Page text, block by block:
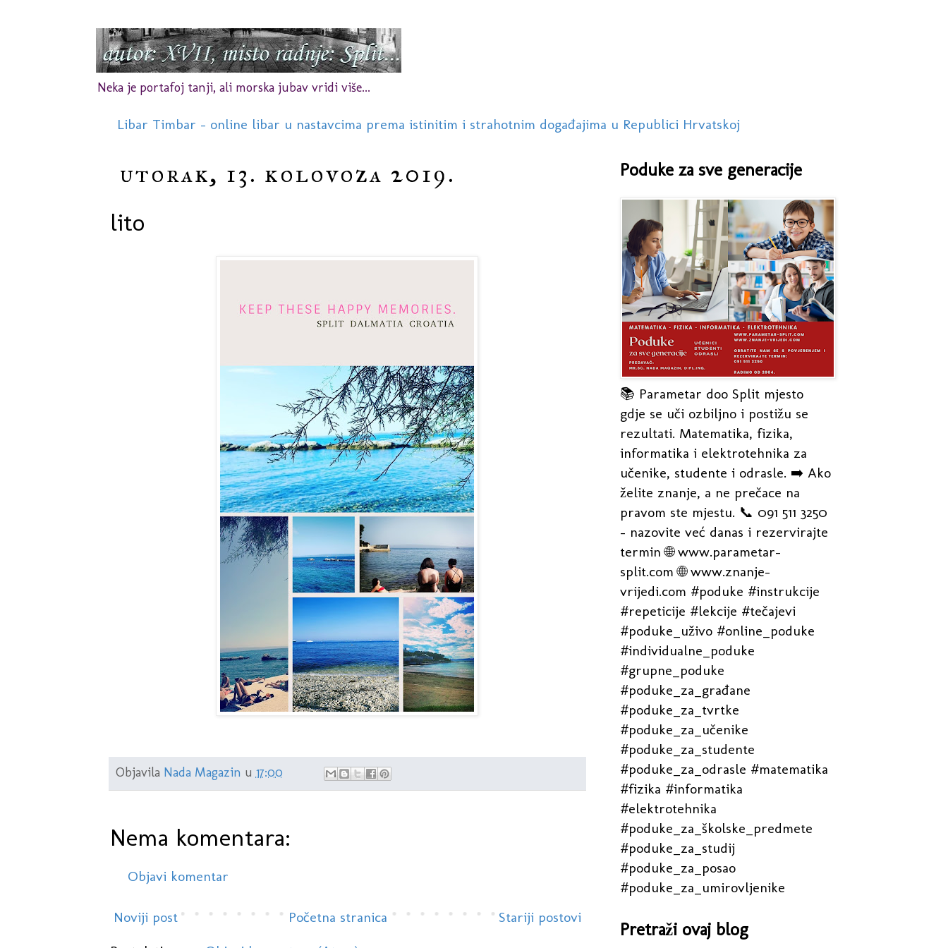
Neka je portafoj tanji, ali morska jubav vridi više...
Libar Timbar - online libar u nastavcima prema istinitim i strahotnim događajima u Republici Hrvatskoj
utorak, 13. kolovoza 2019.
lito
Objavila Nada Magazin u 17:00
Nema komentara:
Objavi komentar
Noviji post Stariji postovi
Početna stranica
Poduke za sve generacije
📚 Parametar doo Split mjesto
gdje se uči ozbiljno i postižu se
rezultati. Matematika, fizika,
informatika i elektrotehnika za
učenike, studente i odrasle. ➡️ Ako
želite znanje, a ne prečace na
pravom ste mjestu. 📞 091 511 3250
- nazovite već danas i rezervirajte
termin 🌐 www.parametar-
split.com 🌐 www.znanje-
vrijedi.com #poduke #instrukcije
#repeticije #lekcije #tečajevi
#poduke_uživo #online_poduke
#individualne_poduke
#grupne_poduke
#poduke_za_građane
#poduke_za_tvrtke
#poduke_za_učenike
#poduke_za_studente
#poduke_za_odrasle #matematika
#fizika #informatika
#elektrotehnika
#poduke_za_školske_predmete
#poduke_za_studij
#poduke_za_posao
#poduke_za_umirovljenike
Pretraži ovaj blog